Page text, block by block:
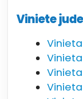
Viniete